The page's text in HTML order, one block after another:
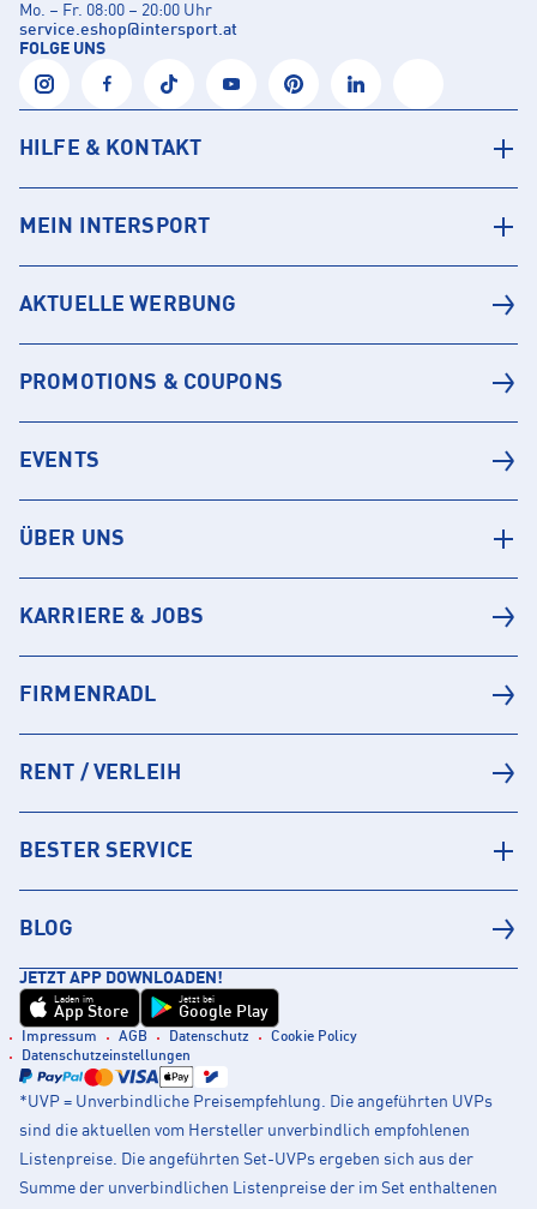
Mo. – Fr. 08:00 – 20:00 Uhr
service.eshop@intersport.at
FOLGE UNS
HILFE & KONTAKT
MEIN INTERSPORT
AKTUELLE WERBUNG
PROMOTIONS & COUPONS
EVENTS
ÜBER UNS
KARRIERE & JOBS
FIRMENRADL
RENT / VERLEIH
BESTER SERVICE
BLOG
JETZT APP DOWNLOADEN!
Laden im
App Store
Jetzt bei
Google Play
Impressum AGB Datenschutz
Cookie Policy
Datenschutzeinstellungen
*UVP = Unverbindliche Preisempfehlung. Die angeführten UVPs
sind die aktuellen vom Hersteller unverbindlich empfohlenen
Listenpreise. Die angeführten Set-UVPs ergeben sich aus der
Summe der unverbindlichen Listenpreise der im Set enthaltenen